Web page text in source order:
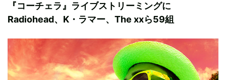
『コーチェラ』ライブストリーミングに
Radiohead、K・ラマー、The xxら59組